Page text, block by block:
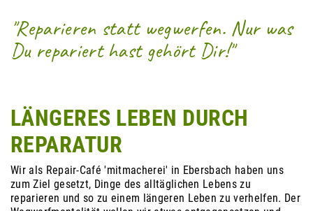
"Reparieren statt wegwerfen. Nur was
Du repariert hast gehört Dir!"
LÄNGERES LEBEN DURCH
REPARATUR
Wir als Repair-Café 'mitmacherei' in Ebersbach haben uns
zum Ziel gesetzt, Dinge des alltäglichen Lebens zu
reparieren und so zu einem längeren Leben zu verhelfen. Der